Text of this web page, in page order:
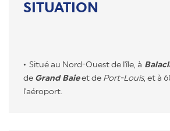
SITUATION
Situé au Nord-Ouest de l'île, à
de Grand Baieet de Port-Louis, et à
l'aéroport.